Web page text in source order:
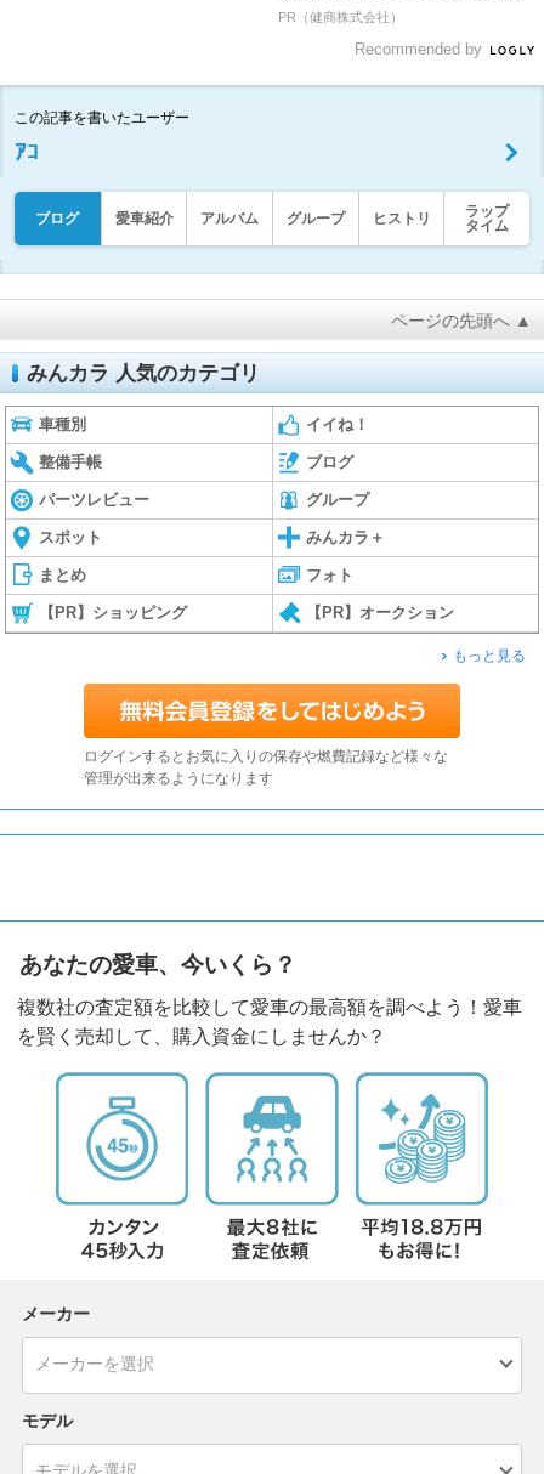
PR（健商株式会社）
Recommended by
この記事を書いたユーザー
ｱｺ
ブログ 愛車紹介 アルバム グループ ヒストリ
ラップ
タイム
ページの先頭へ ▲
みんカラ 人気のカテゴリ
車種別 イイね！
整備手帳 ブログ
パーツレビュー グループ
スポット みんカラ＋
まとめ フォト
【PR】ショッピング 【PR】オークション
もっと見る
ログインするとお気に入りの保存や燃費記録など様々な
管理が出来るようになります
あなたの愛車、今いくら？
複数社の査定額を比較して愛車の最高額を調べよう！愛車
を賢く売却して、購入資金にしませんか？
メーカー
モデル